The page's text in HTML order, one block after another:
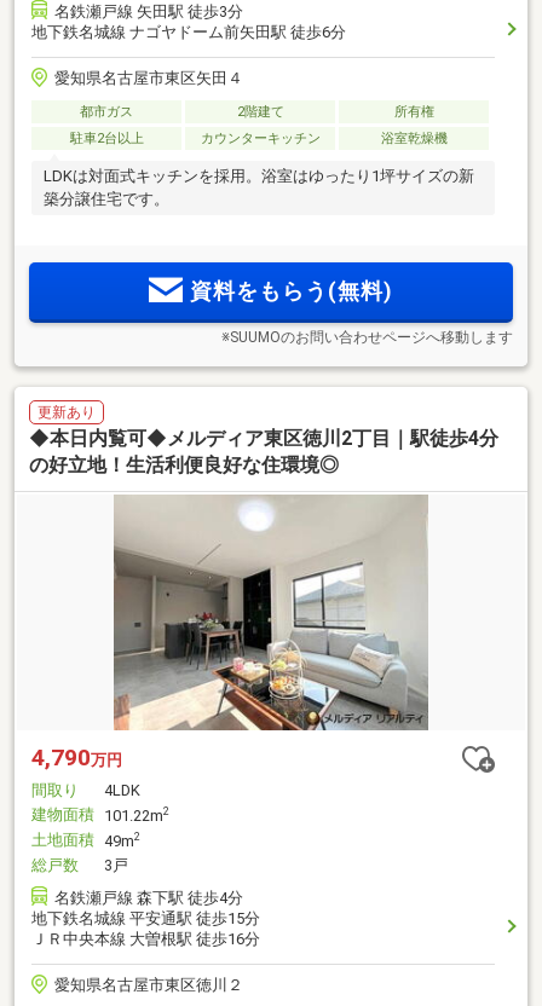
名鉄瀬戸線 矢田駅 徒歩3分
地下鉄名城線 ナゴヤドーム前矢田駅 徒歩6分
愛知県名古屋市東区矢田４
都市ガス 2階建て
所有権
駐車2台以上
カウンターキッチン 浴室乾燥機
LDKは対面式キッチンを採用。浴室はゆったり1坪サイズの新
築分譲住宅です。
資料をもらう(無料)
※SUUMOのお問い合わせページへ移動します
更新あり
◆本日内覧可◆メルディア東区徳川2丁目｜駅徒歩4分
の好立地！生活利便良好な住環境◎
4,790万円
間取り
4LDK
建物面積 101.22m2
土地面積 49m2
総戸数
3戸
名鉄瀬戸線 森下駅 徒歩4分
地下鉄名城線 平安通駅 徒歩15分
ＪＲ中央本線 大曽根駅 徒歩16分
愛知県名古屋市東区徳川２